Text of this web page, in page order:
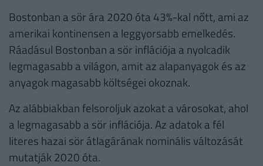
Bostonban a sör ára 2020 óta 43%-kal nőtt, ami az
amerikai kontinensen a leggyorsabb emelkedés.
Ráadásul Bostonban a sör inflációja a nyolcadik
legmagasabb a világon, amit az alapanyagok és az
anyagok magasabb költségei okoznak.
Az alábbiakban felsoroljuk azokat a városokat, ahol
a legmagasabb a sör inflációja. Az adatok a fél
literes hazai sör átlagárának nominális változását
mutatják 2020 óta.